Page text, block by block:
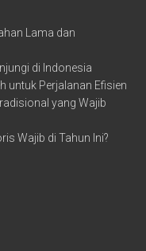
Lama dan
di Indonesia
untuk Perjalanan Efisien
yang Wajib
Wajib di Tahun Ini?